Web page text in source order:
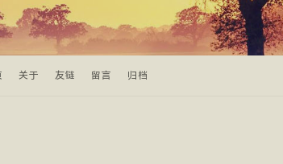
关于 友链 留言 归档